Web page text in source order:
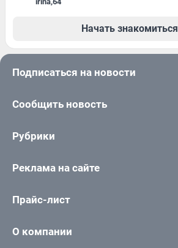
Начать знакомиться
Подписаться на новости
Сообщить новость
Рубрики
Реклама на сайте
Прайс-лист
О компании